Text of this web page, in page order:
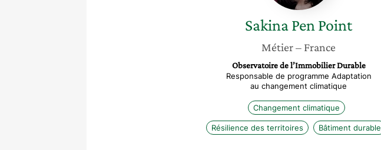
SakinaPen Point
Métier– France
Observatoire de l’Immobilier Durable
Responsable de programme Adaptation
au changement climatique
Changement climatique
Résilience des territoires Bâtiment durable